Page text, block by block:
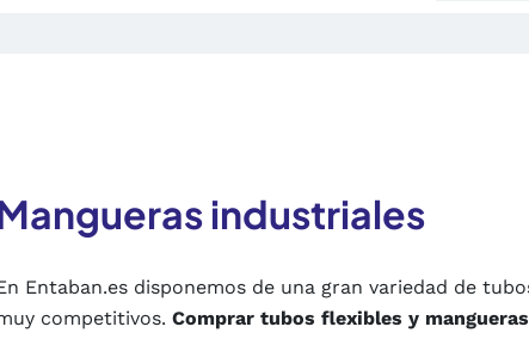
industriales
Entaban.es disponemos de una gran variedad de
competitivos. Comprar tubos flexibles y